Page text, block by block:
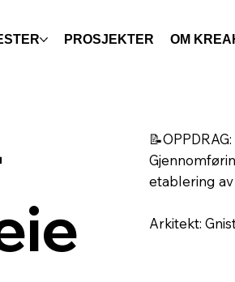
PROSJEKTER OM
📝OPPDRAG:
etablering
Arkitekt: